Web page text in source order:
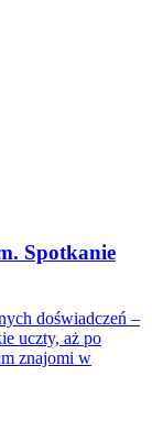
Spotkanie
doświadczeń –
uczty, aż po
znajomi w